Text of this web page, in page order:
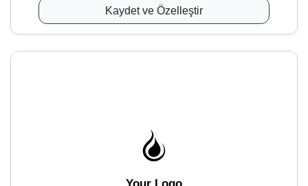
Kaydet ve Özelleştir